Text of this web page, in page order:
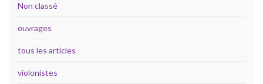
Non classé
ouvrages
tous les articles
violonistes